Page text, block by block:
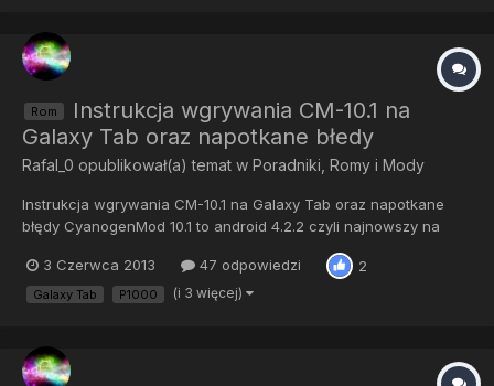
Rom
Instrukcja wgrywania CM-10.1 na
Galaxy Tab oraz napotkane błedy
Rafal_0 opublikował(a) temat w Poradniki, Romy i Mody
Instrukcja wgrywania CM-10.1 na Galaxy Tab oraz napotkane
błędy CyanogenMod 10.1 to android 4.2.2 czyli najnowszy na
Instrukcja wgrywania CM-10.1 na Galaxy Tab 1. Ściągamy ROM
CM10.1 ze strony: http://get.cm/?device=p1 2. Ściągamy Sklep...
3 Czerwca 2013 47 odpowiedzi 2
Galaxy Tab P1000 (i 3 więcej)